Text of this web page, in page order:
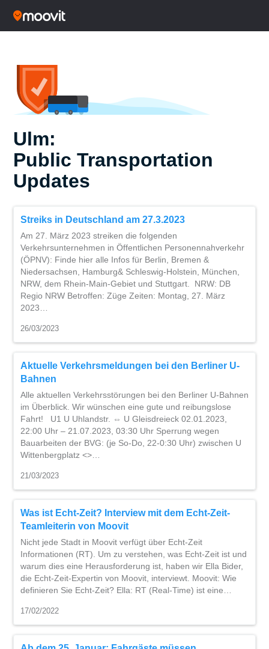
Ulm:
Public Transportation
Updates
Streiks in Deutschland am 27.3.2023
Am 27. März 2023 streiken die folgenden
Verkehrsunternehmen in Öffentlichen Personennahverkehr
(ÖPNV): Finde hier alle Infos für Berlin, Bremen &
Niedersachsen, Hamburg& Schleswig-Holstein, München,
NRW, dem Rhein-Main-Gebiet und Stuttgart. NRW: DB
Regio NRW Betroffen: Züge Zeiten: Montag, 27. März
2023…
26/03/2023
Aktuelle Verkehrsmeldungen bei den Berliner U-
Bahnen
Alle aktuellen Verkehrsstörungen bei den Berliner U-Bahnen
im Überblick. Wir wünschen eine gute und reibungslose
Fahrt! U1 U Uhlandstr. ⇔ U Gleisdreieck 02.01.2023,
22:00 Uhr – 21.07.2023, 03:30 Uhr Sperrung wegen
Bauarbeiten der BVG: (je So-Do, 22-0:30 Uhr) zwischen U
Wittenbergplatz <>…
21/03/2023
Was ist Echt-Zeit? Interview mit dem Echt-Zeit-
Teamleiterin von Moovit
Nicht jede Stadt in Moovit verfügt über Echt-Zeit
Informationen (RT). Um zu verstehen, was Echt-Zeit ist und
warum dies eine Herausforderung ist, haben wir Ella Bider,
die Echt-Zeit-Expertin von Moovit, interviewt. Moovit: Wie
definieren Sie Echt-Zeit? Ella: RT (Real-Time) ist eine…
17/02/2022